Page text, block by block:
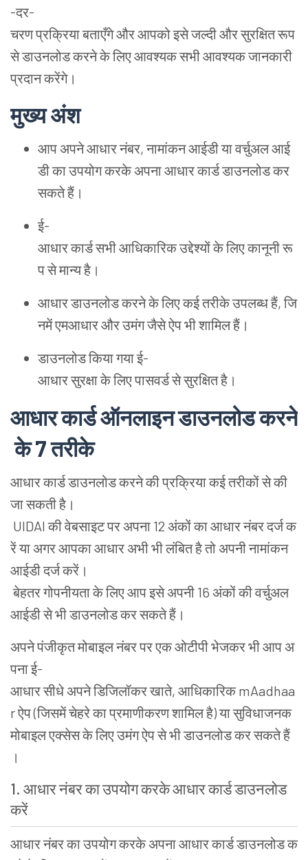
-दर-
चरणप्रक्रियाबताएँगेऔरआपकोइसेजल्दीऔरसुरक्षितरूप
सेडाउनलोडकरनेकेलिएआवश्यकसभीआवश्यकजानकारी
प्रदानकरेंगे।
मुख्यअंश
आपअपनेआधारनंबर,नामांकनआईडीयावर्चुअलआई
डीकाउपयोगकरकेअपनाआधारकार्डडाउनलोडकर
सकतेहैं ।
ई-
आधारकारसभीआधिकारिकउद्देश्योंकेलिएकानूनीरू
पसेमान्यहै ।
आधारडाउनलोडकरनेकेलिएकईतरीकेउपलब्धहैं,जि
नमेंएमआधारऔरउमंगजैसेऐपभीशामिलहैं ।
डाउनलोडकियागयाई-
आधारसुरक्षाकेलिएपासवर्डसेसुरक्षितहै ।
आधारकार्डऑनलाइनडाउनलोडकरने
के7तरीके
आधारकार्डडाउनलोडकरनेकीप्रक्रियाकईतरीकोंसेकी
जासकतीहै ।
UIDAIकीवेबसाइटपरअपना 12 अंकोंकाआधारनंबरदर्जक
रेंयाअगरआपकाआधारअभीभीलंबितहैतोअपनीनामांकन
आईडीदर्जकरें ।
बेहतरगोपनीयताकेलिएआपइसेअपनी 16 अंकोंकीवर्चुअल
आईडीसेभीडाउनलोडकरसकतेहैं ।
अपनेपंजीकृतमोबाइलनंबरपरएकओटीपीभेजकरभीआपअ
पनाई-
आधारसीधेअपनेडिजिलॉकरखाते, आधिकारिक mAadhaa
rऐप(जिसमेंचेहरेकाप्रमाणीकरणशामिलहै)यासुविधाजनक
मोबाइलएक्सेसकेलिएउमंगऐपसेभीडाउनलोडकरसकतेहैं
।
1. आधारनंबरकाउपयोगकरकेआधारकार्डडाउनलोड
करें
आधारनंबरकाउपयोगकरकेअपनाआधारकार्डडाउनलोडक